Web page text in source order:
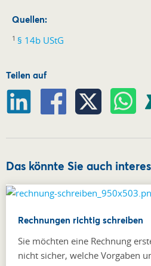
Quellen:
1 § 14b UStG
Teilen auf
Das könnte Sie auch
Rechnungen richtig schreiben
Sie möchten eine Rechnung
nicht sicher, welche Vorgaben